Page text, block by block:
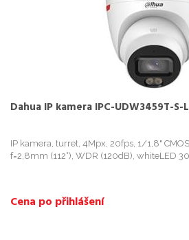
Dahua IP kamera IPC-UDW3459T-S-
IP kamera, turret, 4Mpx, 20fps, 1/1,8"
f=2,8mm (112°), WDR (120dB), whiteLED
Cena po přihlášení